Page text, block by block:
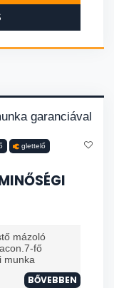
glettelő
mázoló
fő
munka
BŐVEBBEN